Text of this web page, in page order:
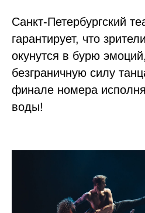
Санкт-Петербургский
гарантирует, что зрители
окунутся в бурю
безграничную силу
финале номера
воды!